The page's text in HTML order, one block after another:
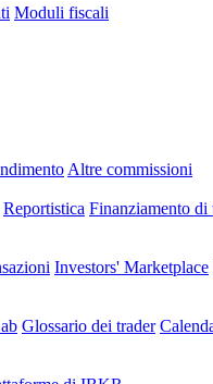
Moduli fiscali
Altre commissioni
Reportistica Finanziamento di
Investors' Marketplace
Glossario dei trader